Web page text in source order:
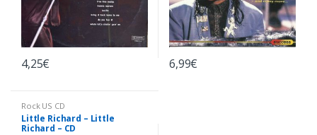
4,25€ 6,99€
Rock US CD
Little Richard – Little
Richard – CD